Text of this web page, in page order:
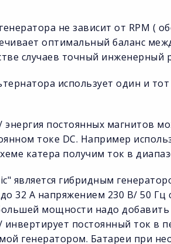
не зависит от RPM (
оптимальный баланс
случаев точный инженерный
использует один и
постоянных магнитов
токе DC. Например
катера получим ток в
является гибридным
32 А напряжением 230 В/ 50 Гц
мощности надо
инвертирует постоянный ток в
генератором. Батареи при